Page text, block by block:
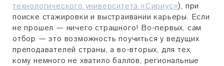
технологического университета «Сириус»), при
поиске стажировки и выстраивании карьеры. Если
не прошел — ничего страшного! Во-первых, сам
отбор — это возможность поучиться у ведущих
преподавателей страны, а во-вторых, для тех,
кому немного не хватило баллов, региональные